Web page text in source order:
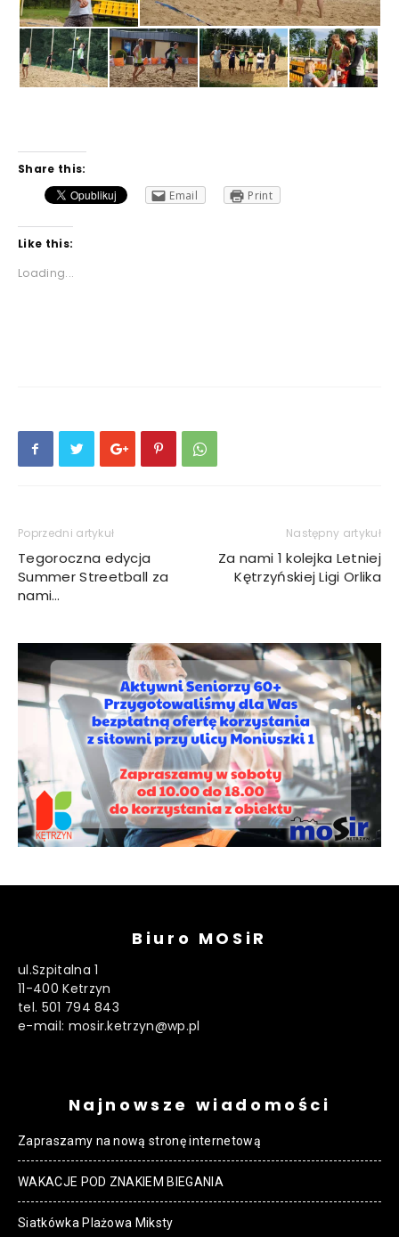
Share this:
Email
Print
Like this:
Loading...
Poprzedni artykuł
Tegoroczna edycja
Summer Streetball za
nami…
Następny artykuł
Za nami 1 kolejka Letniej
Kętrzyńskiej Ligi Orlika
Biuro MOSiR
ul.Szpitalna 1
11-400 Ketrzyn
tel. 501 794 843
e-mail: mosir.ketrzyn@wp.pl
Najnowsze wiadomości
Zapraszamy na nową stronę internetową
WAKACJE POD ZNAKIEM BIEGANIA
Siatkówka Plażowa Miksty